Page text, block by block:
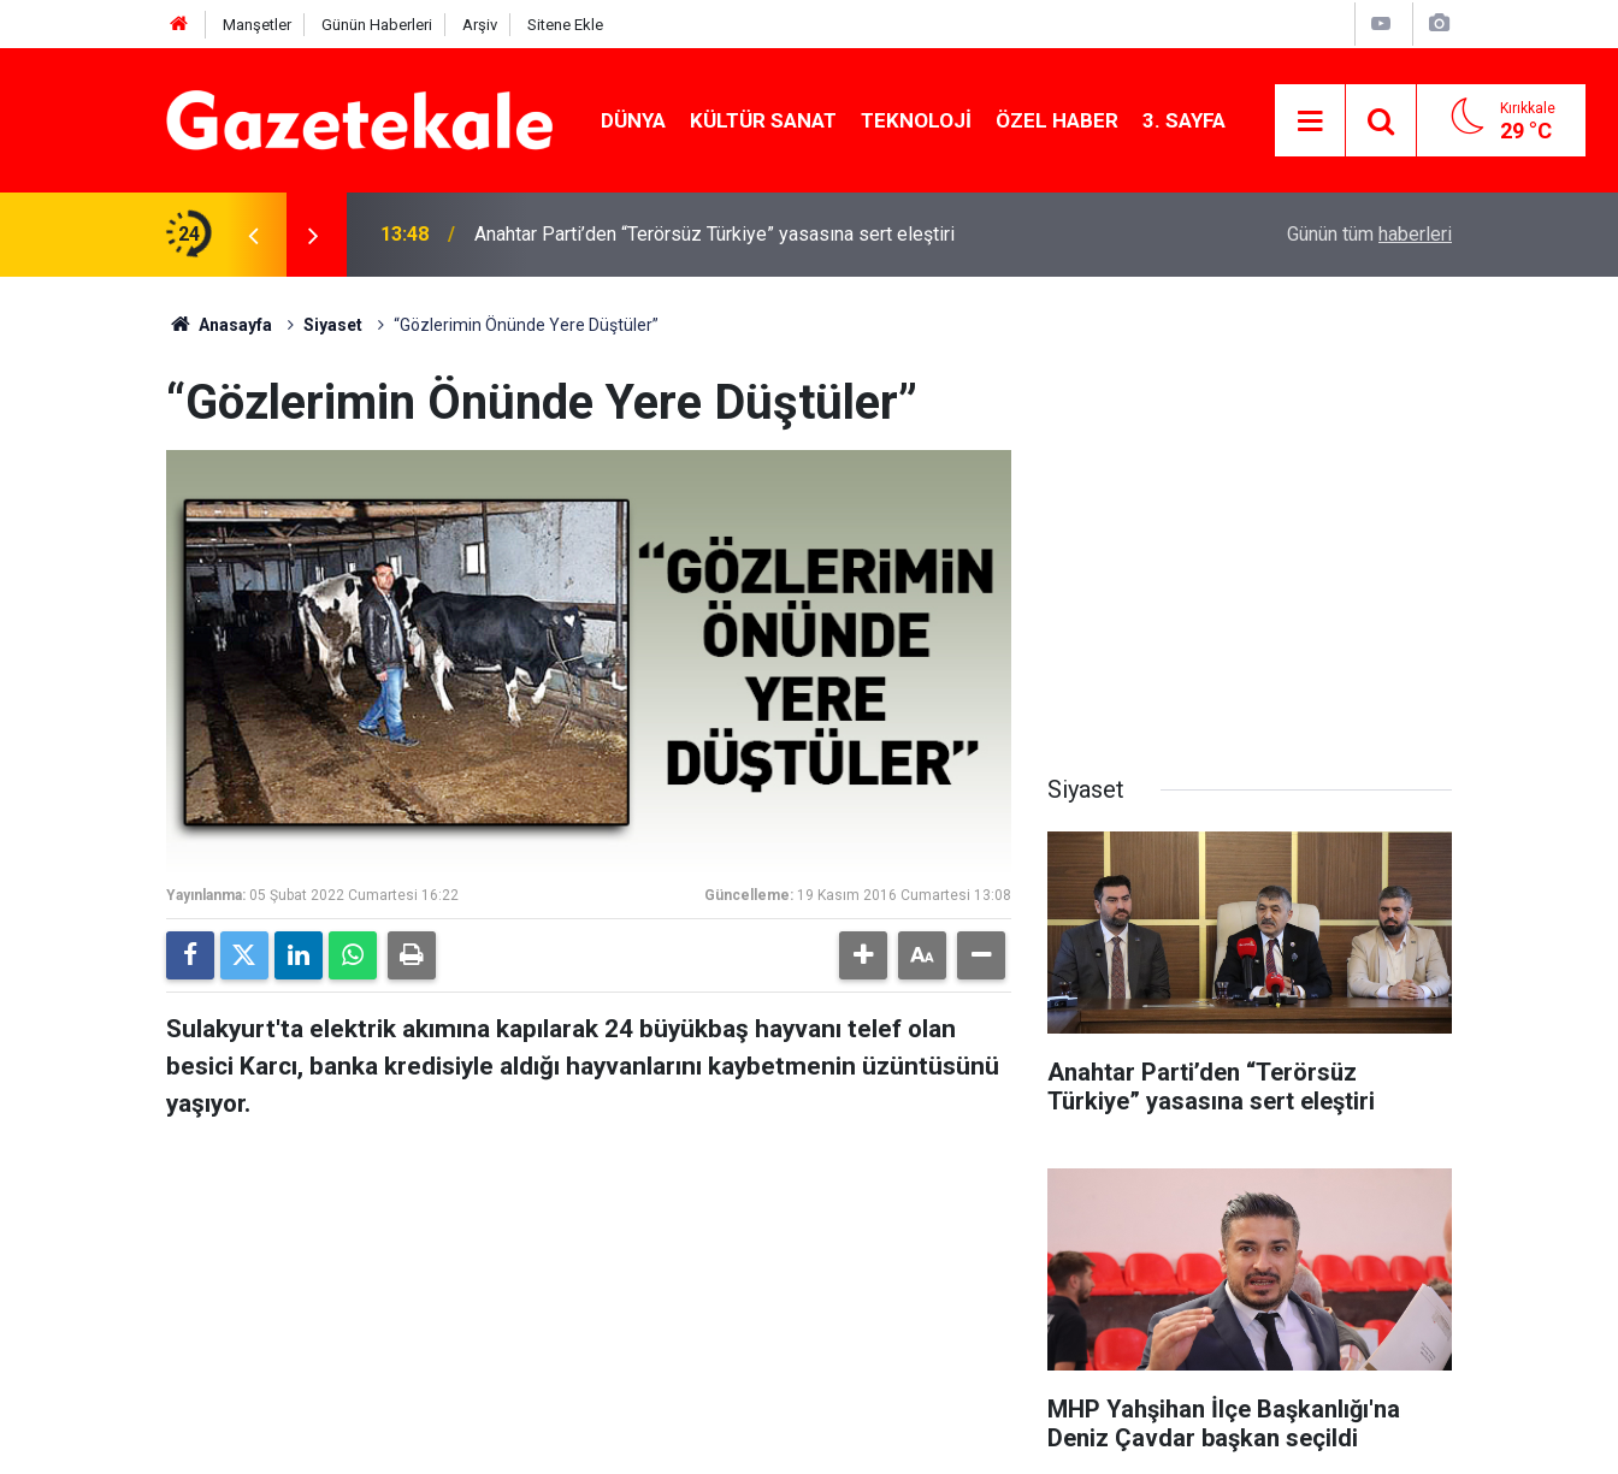
Manşetler Günün Haberleri Arşiv Sitene Ekle
DÜNYA KÜLTÜR SANAT TEKNOLOJI ÖZEL HABER 3. SAYFA Kırıkkale
29 °C
24
Beyaz Listeden aday 13:48 Anahtar Parti’den “Terörsüz Türkiye” yasasına sert eleştiri Kırıkkale’de hayvan hastalıklarına karşı
Günün tüm haberleri
Anasayfa Siyaset “Gözlerimin Önünde Yere Düştüler”
“Gözlerimin Önünde Yere Düştüler”
Yayınlanma: 05 Şubat 2022 Cumartesi 16:22 Güncelleme: 19 Kasım 2016 Cumartesi 13:08
Sulakyurt'ta elektrik akımına kapılarak 24 büyükbaş hayvanı telef olan
besici Karcı, banka kredisiyle aldığı hayvanlarını kaybetmenin üzüntüsünü
yaşıyor.
Siyaset
Anahtar Parti’den “Terörsüz
Türkiye” yasasına sert eleştiri
MHP Yahşihan İlçe Başkanlığı'na
Deniz Çavdar başkan seçildi